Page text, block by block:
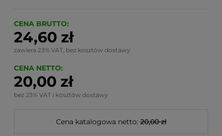
CENA BRUTTO:
24,60 zł
zawiera 23% VAT, bez kosztów dostawy
CENA NETTO:
20,00 zł
bez 23% VAT i kosztów dostawy
Cena katalogowa netto: 20,00 zł